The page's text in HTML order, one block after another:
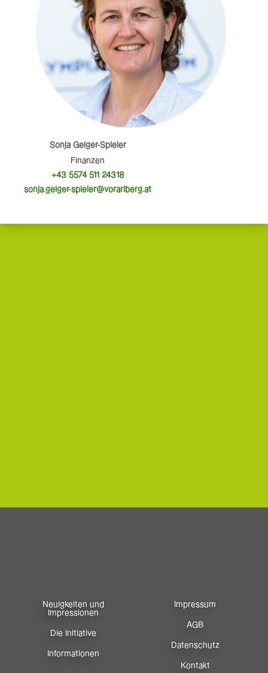
Sonja Geiger-Spieler
Finanzen
+43 5574 511 24318
sonja.geiger-spieler@vorarlberg.at
Neuigkeiten und
Impressionen
Die Initiative
Informationen
Impressum
AGB
Datenschutz
Kontakt